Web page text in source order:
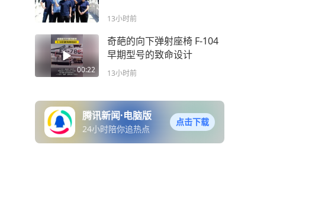
13小时前
00:22
奇葩的向下弹射座椅 F-104
早期型号的致命设计
13小时前
腾讯新闻·电脑版
24小时陪你追热点
点击下载